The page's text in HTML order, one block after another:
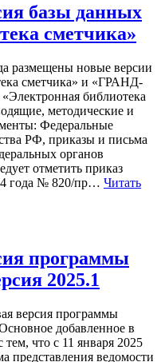
базы данных
сметчика»
размещены новые версии
сметчика» и «ГРАНД-
библиотека
методические и
Федеральные
РФ, приказы и письма
органов
отметить приказ
года № 820/пр… Читать
программы
2025.1
версия программы
добавленное в
что с 11 января 2025
представления ведомости